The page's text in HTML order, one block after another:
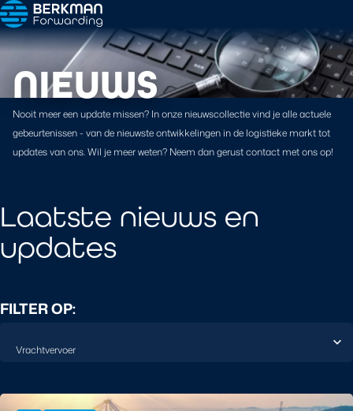
NIEUWS
Nooit meer een update missen? In onze nieuwscollectie vind je alle actuele
gebeurtenissen - van de nieuwste ontwikkelingen in de logistieke markt tot
updates van ons. Wil je meer weten? Neem dan gerust contact met ons op!
Laatste nieuws en
updates
FILTER OP: